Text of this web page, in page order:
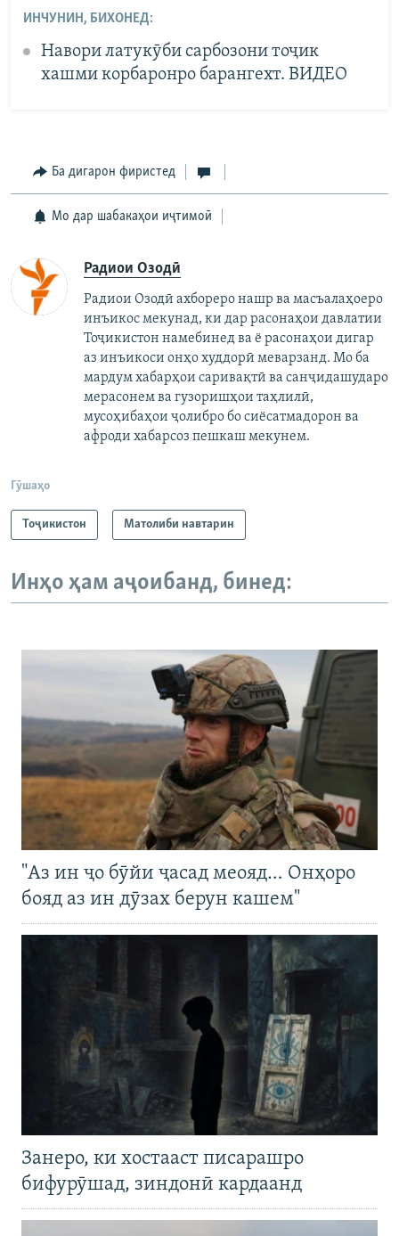
ИНЧУНИН, БИХОНЕД:
Навори латукӯби сарбозони тоҷик
хашми корбаронро барангехт. ВИДЕО
Ба дигарон фиристед
Мо дар шабакаҳои иҷтимоӣ
Радиои Озодӣ
Радиои Озодӣ ахбореро нашр ва масъалаҳоеро
инъикос мекунад, ки дар расонаҳои давлатии
Тоҷикистон намебинед ва ё расонаҳои дигар
аз инъикоси онҳо худдорӣ меварзанд. Мо ба
мардум хабарҳои саривақтӣ ва санҷидашударо
мерасонем ва гузоришҳои таҳлилӣ,
мусоҳибаҳои ҷолибро бо сиёсатмадорон ва
афроди хабарсоз пешкаш мекунем.
Гӯшаҳо
Тоҷикистон Матолиби навтарин
Инҳо ҳам аҷоибанд, бинед:
"Аз ин ҷо бӯйи ҷасад меояд… Онҳоро
бояд аз ин дӯзах берун кашем"
Занеро, ки хостааст писарашро
бифурӯшад, зиндонӣ кардаанд